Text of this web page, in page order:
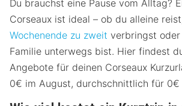
Du brauchst eine Pause vom Alltag?
Corseaux ist ideal – ob du alleine
Wochenende zu zweit verbringst
Familie unterwegs bist. Hier findest
Angebote für deinen Corseaux
0€ im August, durchschnittlich für 0€